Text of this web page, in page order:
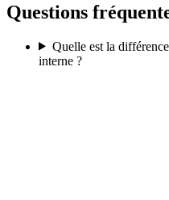
Questions
Quelle est la
interne ?